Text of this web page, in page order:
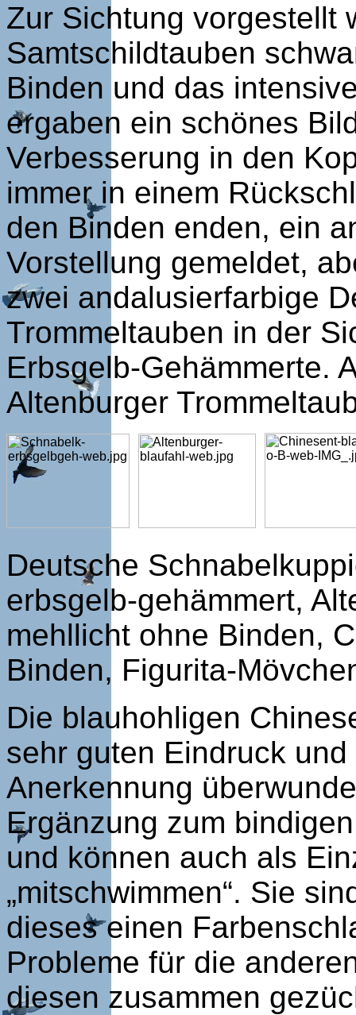
Zur Sichtung vorgestellt
Samtschildtauben
Binden und das
ergaben ein schönes
Verbesserung in den
immer in einem
den Binden enden, ein
Vorstellung gemeldet,
zwei andalusierfarbige
Trommeltauben in der
Erbsgelb-Gehämmerte.
Altenburger
Deutsche
erbsgelb-gehämmert,
mehllicht ohne Binden,
Binden, Figurita-
Die blauhohligen
sehr guten Eindruck
Anerkennung
Ergänzung zum
und können auch als
„mitschwimmen“. Sie
dieses einen
Probleme für die
diesen zusammen